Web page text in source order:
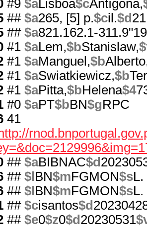
#9 $aLisboa$cAntígona,
## $a265, [5] p.$cil.$d
## $a821.162.1-
#1 $aLem,$bStanislaw,
#1 $aManguel,$b
#1 $aSwiatkiewicz,$b
#1 $aPitta,$bHelena$4
#0 $aPT$bBN$gRPC
41
http://
## $aBIBNAC$d
## $l BN$mFGMON$sL.
## $l BN$mFGMON$sL.
## $cisantos$d
## $e0$z0$d 20230531